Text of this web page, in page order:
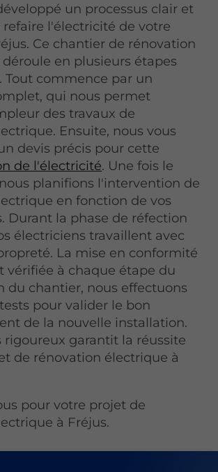
un processus clair et
l'électricité de votre
Ce chantier de rénovation
en plusieurs étapes
Tout commence par un
qui nous permet
des travaux de
Ensuite, nous vous
devis précis pour cette
de l'électricité. Une fois le
planifions l'intervention de
en fonction de vos
Durant la phase de réfection
électriciens travaillent avec
La mise en conformité
vérifiée à chaque étape du
du chantier, nous effectuons
pour valider le bon
de la nouvelle installation.
rigoureux garantit la réussite
de rénovation électrique à
pour votre projet de
à Fréjus.